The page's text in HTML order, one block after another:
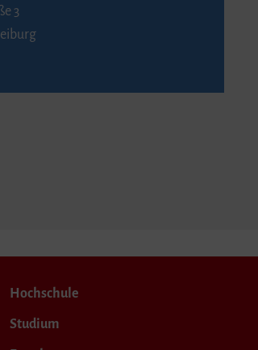
3
Hochschule
Studium